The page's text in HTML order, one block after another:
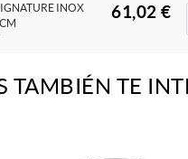
INOX
61,02 €
TAMBIÉN TE